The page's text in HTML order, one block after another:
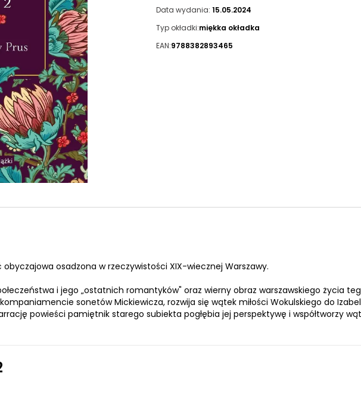
Data wydania: 15.05.2024
Typ okładki:miękka okładka
EAN:9788382893465
osadzona w rzeczywistości XIX-wiecznej Warszawy.
i jego „ostatnich romantyków" oraz wierny obraz warszawskiego życia
sonetów Mickiewicza, rozwija się wątek miłości Wokulskiego do
powieści pamiętnik starego subiekta pogłębia jej perspektywę i współtworzy